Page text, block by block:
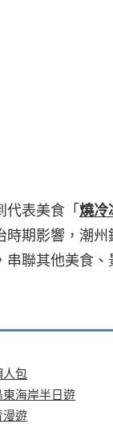
代表美食「 燒冷
期影響，潮
串聯其他美食、
人包
海岸半日遊
漫遊